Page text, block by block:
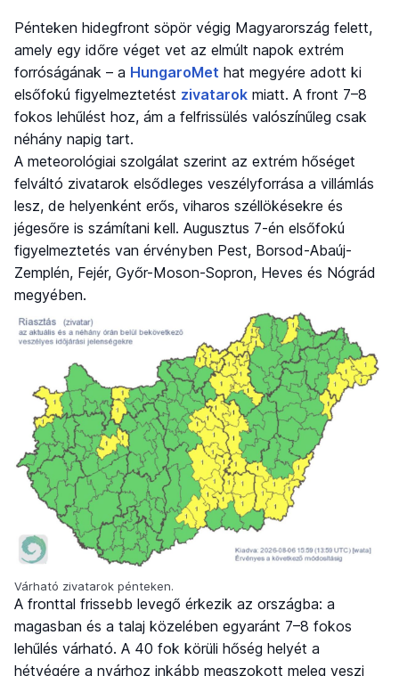
Pénteken hidegfront söpör végig Magyarország felett,
amely egy időre véget vet az elmúlt napok extrém
forróságának – a HungaroMet hat megyére adott ki
elsőfokú figyelmeztetést zivatarok miatt. A front 7–8
fokos lehűlést hoz, ám a felfrissülés valószínűleg csak
néhány napig tart.
A meteorológiai szolgálat szerint az extrém hőséget
felváltó zivatarok elsődleges veszélyforrása a villámlás
lesz, de helyenként erős, viharos széllökésekre és
jégesőre is számítani kell. Augusztus 7-én elsőfokú
figyelmeztetés van érvényben Pest, Borsod-Abaúj-
Zemplén, Fejér, Győr-Moson-Sopron, Heves és Nógrád
megyében.
Várható zivatarok pénteken.
A fronttal frissebb levegő érkezik az országba: a
magasban és a talaj közelében egyaránt 7–8 fokos
lehűlés várható. A 40 fok körüli hőség helyét a
hétvégére a nyárhoz inkább megszokott meleg veszi